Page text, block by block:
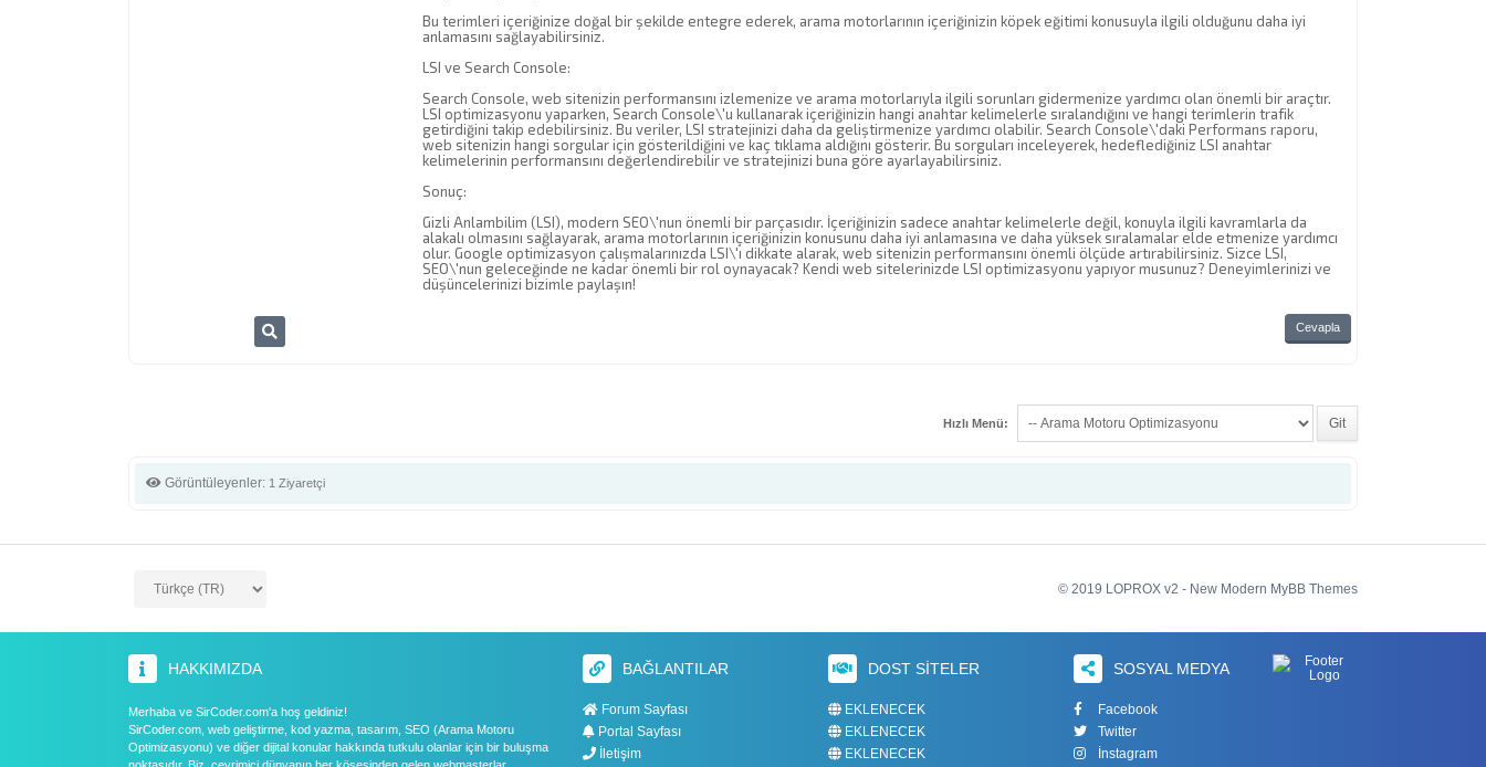
Bu terimleri içeriğinize doğal bir şekilde entegre ederek, arama motorlarının içeriğinizin köpek eğitimi konusuyla ilgili olduğunu daha iyi
anlamasını sağlayabilirsiniz.
LSI ve Search Console:
Search Console, web sitenizin performansını izlemenize ve arama motorlarıyla ilgili sorunları gidermenize yardımcı olan önemli bir araçtır.
LSI optimizasyonu yaparken, Search Console\'u kullanarak içeriğinizin hangi anahtar kelimelerle sıralandığını ve hangi terimlerin trafik
getirdiğini takip edebilirsiniz. Bu veriler, LSI stratejinizi daha da geliştirmenize yardımcı olabilir. Search Console\'daki Performans raporu,
web sitenizin hangi sorgular için gösterildiğini ve kaç tıklama aldığını gösterir. Bu sorguları inceleyerek, hedeflediğiniz LSI anahtar
kelimelerinin performansını değerlendirebilir ve stratejinizi buna göre ayarlayabilirsiniz.
Sonuç:
Gizli Anlambilim (LSI), modern SEO\'nun önemli bir parçasıdır. İçeriğinizin sadece anahtar kelimelerle değil, konuyla ilgili kavramlarla da
alakalı olmasını sağlayarak, arama motorlarının içeriğinizin konusunu daha iyi anlamasına ve daha yüksek sıralamalar elde etmenize yardımcı
olur. Google optimizasyon çalışmalarınızda LSI\'ı dikkate alarak, web sitenizin performansını önemli ölçüde artırabilirsiniz. Sizce LSI,
SEO\'nun geleceğinde ne kadar önemli bir rol oynayacak? Kendi web sitelerinizde LSI optimizasyonu yapıyor musunuz? Deneyimlerinizi ve
düşüncelerinizi bizimle paylaşın!
Cevapla
Hızlı Menü:
Görüntüleyenler: 1 Ziyaretçi
© 2019 LOPROX v2 - New Modern MyBB Themes
HAKKIMIZDA
Merhaba ve SirCoder.com'a hoş geldiniz!
SirCoder.com, web geliştirme, kod yazma, tasarım, SEO (Arama Motoru
Optimizasyonu) ve diğer dijital konular hakkında tutkulu olanlar için bir buluşma
BAĞLANTILAR
Forum Sayfası
Portal Sayfası
İletişim
DOST SITELER
EKLENECEK
EKLENECEK
EKLENECEK
SOSYAL MEDYA
Facebook
Twitter
İnstagram